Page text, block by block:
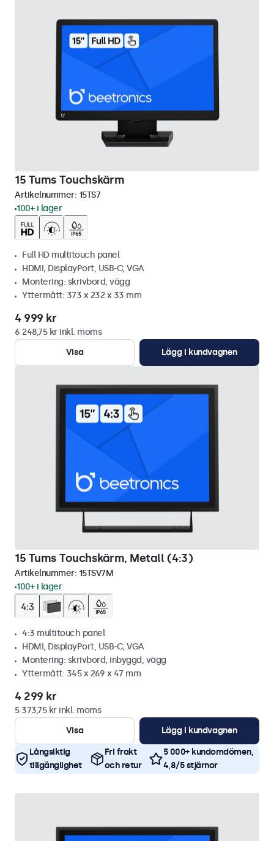
15 Tums Touchskärm
Artikelnummer: 15TS7
100+ i lager
Full HD multitouch panel
HDMI, DisplayPort, USB-C, VGA
Montering: skrivbord, vägg
Yttermått: 373 x 232 x 33 mm
4 999 kr
6 248,75 kr inkl. moms
Visa
Lägg i kundvagnen
15 Tums Touchskärm, Metall (4:3)
Artikelnummer: 15TSV7M
100+ i lager
4:3 multitouch panel
HDMI, DisplayPort, USB-C, VGA
Montering: skrivbord, inbyggd, vägg
Yttermått: 345 x 269 x 47 mm
4 299 kr
5 373,75 kr inkl. moms
Visa
Lägg i kundvagnen
Långsiktig
tillgänglighet
Fri frakt
och retur
5 000+ kundomdömen,
4,8/5 stjärnor